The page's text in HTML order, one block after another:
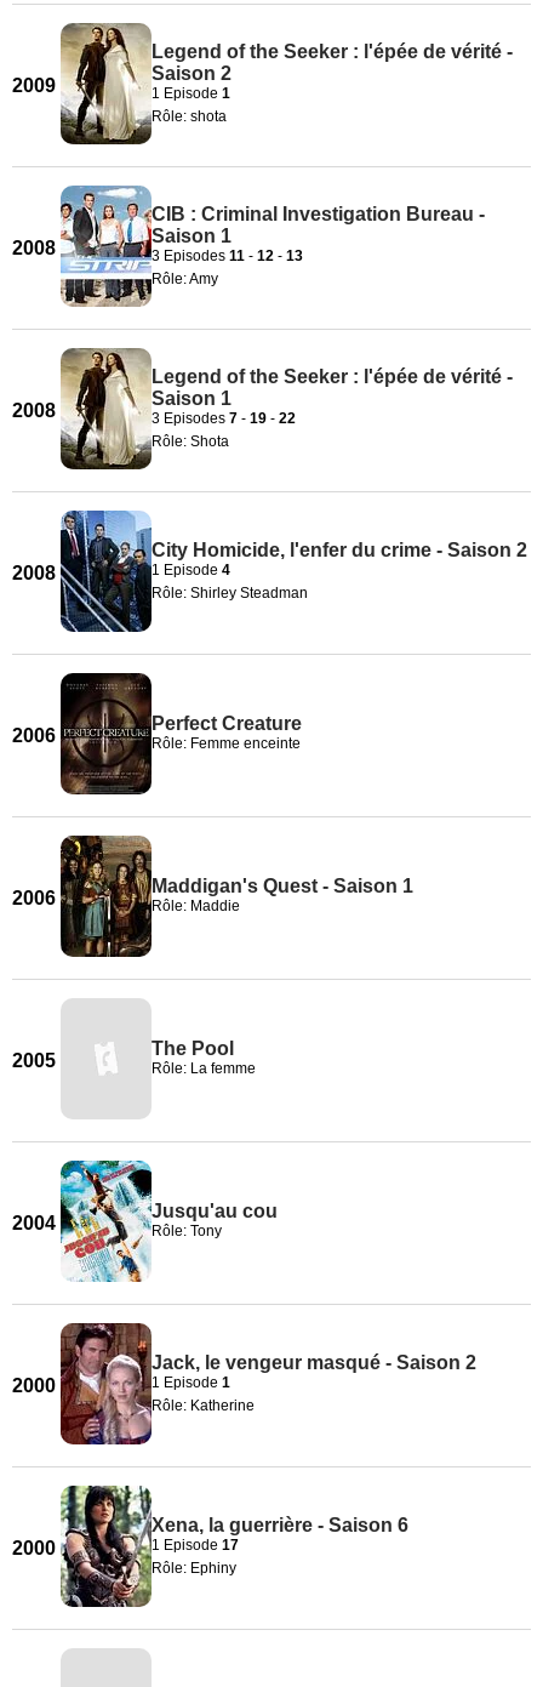
2009
Legend of the Seeker : l'épée de vérité -
Saison 2
1 Episode 1
Rôle: shota
2008
CIB : Criminal Investigation Bureau -
Saison 1
3 Episodes 11 - 12 - 13
Rôle: Amy
2008
Legend of the Seeker : l'épée de vérité -
Saison 1
3 Episodes 7 - 19 - 22
Rôle: Shota
2008
City Homicide, l'enfer du crime - Saison 2
1 Episode 4
Rôle: Shirley Steadman
2006
Perfect Creature
Rôle: Femme enceinte
2006
Maddigan's Quest - Saison 1
Rôle: Maddie
2005
The Pool
Rôle: La femme
2004
Jusqu'au cou
Rôle: Tony
2000
Jack, le vengeur masqué - Saison 2
1 Episode 1
Rôle: Katherine
2000
Xena, la guerrière - Saison 6
1 Episode 17
Rôle: Ephiny